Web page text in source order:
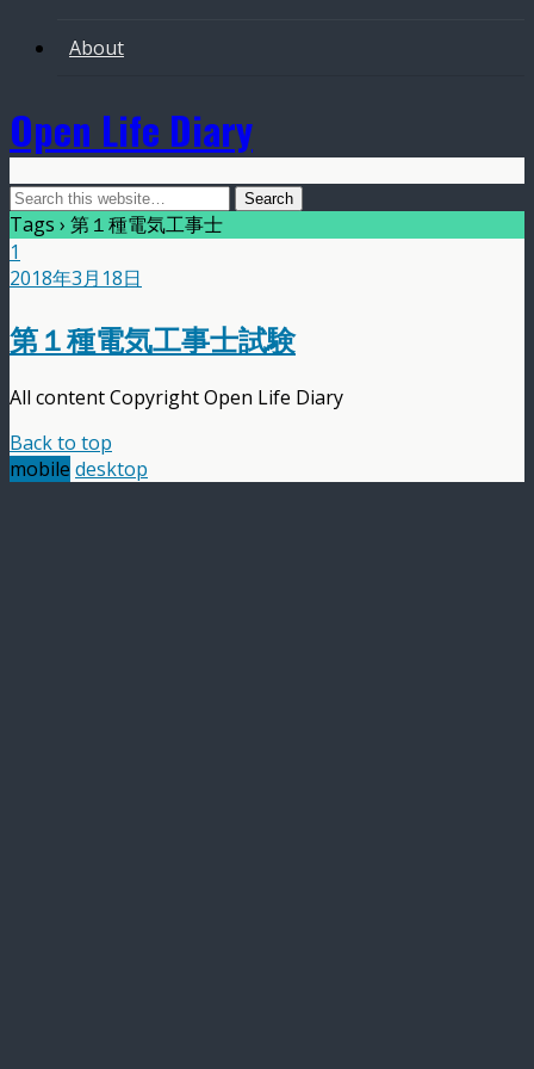
About
Open Life Diary
Tags › 第１種電気工事士
1
2018年3月18日
第１種電気工事士試験
All content Copyright Open Life Diary
Back to top
mobile desktop